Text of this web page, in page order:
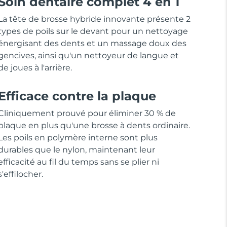
tête de brosse hybride innovante présente 2
de poils sur le devant pour un nettoyage
des dents et un massage doux des
ainsi qu'un nettoyeur de langue et
joues à l'arrière.
contre la plaque
prouvé pour éliminer 30 % de
en plus qu'une brosse à dents ordinaire.
poils en polymère interne sont plus
que le nylon, maintenant leur
au fil du temps sans se plier ni